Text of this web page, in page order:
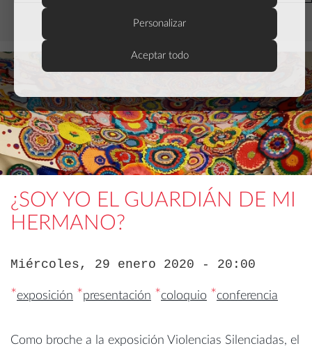
Personalizar
Aceptar todo
septiembre
¿SOY YO EL GUARDIÁN DE MI
HERMANO?
Miércoles, 29 enero 2020 - 20:00
*exposición *presentación *coloquio *conferencia
Como broche a la exposición Violencias Silenciadas, el